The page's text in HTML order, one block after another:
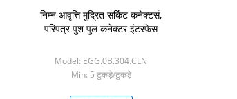
निम्न आवृत्ति मुद्रित सर्किट कनेक्टर्स,
परिपत्र पुश पुल कनेक्टर इंटरफ़ेस
Model: EGG.0B.304.CLN
Min: 5 टुकड़े/टुकड़े